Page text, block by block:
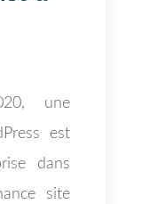
une
est
dans
site